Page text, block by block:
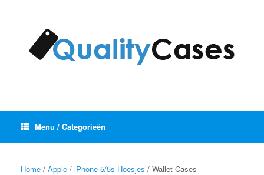
Menu / Categorieën
Home / Apple / iPhone 5/5s Hoesjes / Wallet Cases